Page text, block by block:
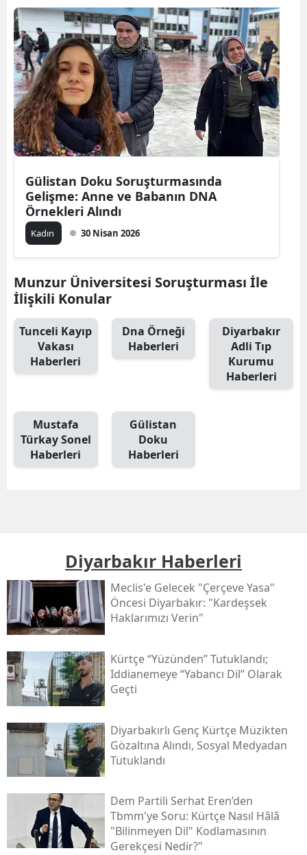
Gülistan Doku Soruşturmasında
Gelişme: Anne ve Babanın DNA
Örnekleri Alındı
Kadın 30 Nisan 2026
Munzur Üniversitesi Soruşturması İle
İlişkili Konular
Tunceli Kayıp
Vakası
Haberleri
Dna Örneği
Haberleri
Diyarbakır
Adli Tıp
Kurumu
Haberleri
Mustafa
Türkay Sonel
Haberleri
Gülistan
Doku
Haberleri
Diyarbakır Haberleri
Meclis'e Gelecek "çerçeve Yasa"
Öncesi Diyarbakır: "kardeşsek
Haklarımızı Verin"
Kürtçe “yüzünden” Tutuklandı;
Iddianemeye “yabancı Dil” Olarak
Geçti
Diyarbakırlı Genç Kürtçe Müzikten
Gözaltına Alındı, Sosyal Medyadan
Tutuklandı
Dem Partili Serhat Eren’den
Tbmm'ye Soru: Kürtçe Nasıl Hâlâ
"bilinmeyen Dil" Kodlamasının
Gerekçesi Nedir?"